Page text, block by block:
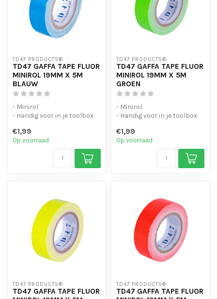
TD47 PRODUCTS®
TD47 GAFFA TAPE FLUOR
MINIROL 19MM X 5M
BLAUW
- Minirol
- Handig voor in je toolbox
€1,99
Op voorraad
TD47 PRODUCTS®
TD47 GAFFA TAPE FLUOR
MINIROL 19MM X 5M
GROEN
- Minirol
- Handig voor in je toolbox
€1,99
Op voorraad
TD47 PRODUCTS®
TD47 GAFFA TAPE FLUOR
TD47 PRODUCTS®
TD47 GAFFA TAPE FLUOR